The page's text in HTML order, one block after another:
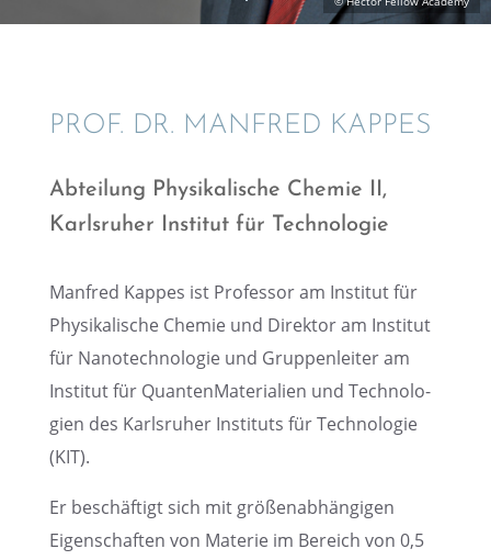
PROF. DR. MANFRED KAPPES
Abtei­lung Physi­ka­li­sche Chemie II,
Karls­ru­her Insti­tut für Technologie
Manfred Kappes ist Profes­sor am Insti­tut für
Physi­ka­li­sche Chemie und Direk­tor am Insti­tut
für Nanotech­no­lo­gie und Gruppen­lei­ter am
Insti­tut für Quanten­Ma­te­ria­lien und Techno­lo­
gien des Karls­ru­her Insti­tuts für Techno­lo­gie
(KIT).
Er beschäf­tigt sich mit größen­ab­hän­gi­gen
Eigen­schaf­ten von Materie im Bereich von 0,5